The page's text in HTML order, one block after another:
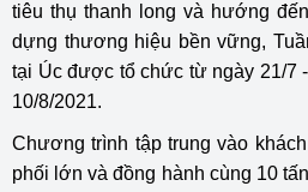
tiêu thụ thanh long và hướng
dựng thương hiệu bền vững,
tại Úc được tổ chức từ ngày 21/7
10/8/2021.
Chương trình tập trung vào
phối lớn và đồng hành cùng 10